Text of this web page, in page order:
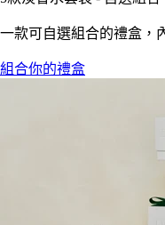
一款可自選組合的禮盒，
組合你的禮盒